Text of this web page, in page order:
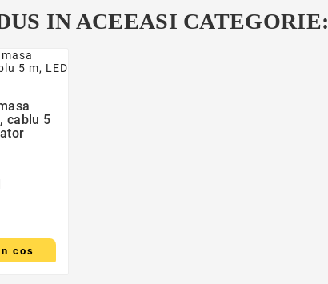
IN ACEEASI CATEGORIE:
cablu 5
cos